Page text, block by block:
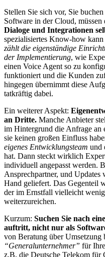
Stellen Sie sich vor, Sie
Software in der Cloud, müssen
Dialoge und Integrationen
spezialisiertes Know-how
zählt die eigenständige
der Implementierung, wie
einen Voice Agent so zu
funktioniert und die Kunden
hingegen übernimmt diese
tatkräftig dabei.
Ein weiterer Aspekt:
an Dritte. Manche Anbieter
im Hintergrund die Anfrage an
sie keinen großen Einfluss
eigenes Entwicklungsteam und
hat. Dann steckt wirklich
individuell angepasst werden.
Ansprechpartner, und
Hand geliefert. Das Gegenteil
der im Ernstfall vielleicht
weiterzureichen.
Kurzum: Suchen Sie nach
auftritt, nicht nur als
von Beratung über Umsetzung
“Generalunternehmer” für
z.B. die Deutsche Telekom für